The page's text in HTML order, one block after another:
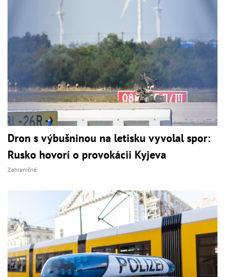
Dron s výbušninou na letisku vyvolal spor:
Rusko hovorí o provokácii Kyjeva
Zahraničné